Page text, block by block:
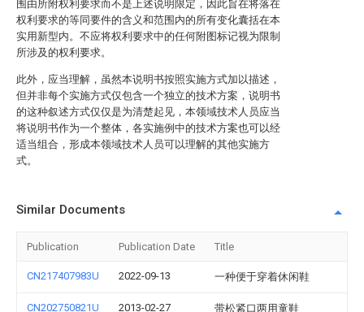
围由所附权利要求而不是上述说明限定，因此旨在将落在
权利要求的等同要件的含义和范围内的所有变化囊括在本
实用新型内。不应将权利要求中的任何附图标记视为限制
所涉及的权利要求。
此外，应当理解，虽然本说明书按照实施方式加以描述，
但并非每个实施方式仅包含一个独立的技术方案，说明书
的这种叙述方式仅仅是为清楚起见，本领域技术人员应当
将说明书作为一个整体，各实施例中的技术方案也可以经
适当组合，形成本领域技术人员可以理解的其他实施方
式。
Similar Documents
Publication Publication Date Title
CN217407983U 2022-09-13 一种便于穿着休闲鞋
CN202750821U 2013-02-27 带松紧口两用童鞋